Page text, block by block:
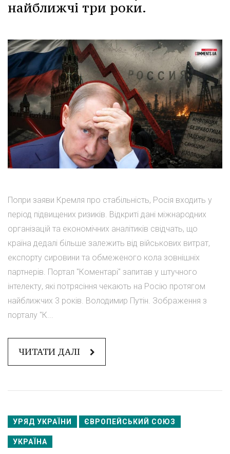
найближчі три роки.
Попри заяви Кремля про стабільність, Росія входить у
період підвищених ризиків. Відкриті дані міжнародних
організацій та економічних аналітиків свідчать, що
країна дедалі більше залежить від військових витрат,
експорту сировини та обмеженого кола зовнішніх
партнерів. Портал "Коментарі" запитав у штучного
інтелекту, які потрясіння чекають на Росію протягом
найближчих 3 років. Володимир Путін. Зображення з
порталу "К...
ЧИТАТИ ДАЛІ
УРЯД УКРАЇНИ ЄВРОПЕЙСЬКИЙ СОЮЗ
УКРАЇНА